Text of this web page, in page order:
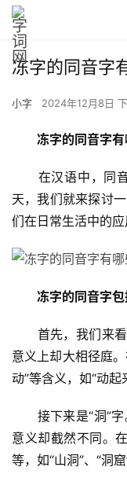
冻字的同音字
小字 2024年12月8日
冻字的同音字
在汉语中，同音
天，我们就来探讨
们在日常生活中的应
冻字的同音字包
首先，我们来看“
意义上却大相径庭
动”等含义，如“动起
接下来是“洞”字
意义却截然不同。
等，如“山洞”、“洞窟